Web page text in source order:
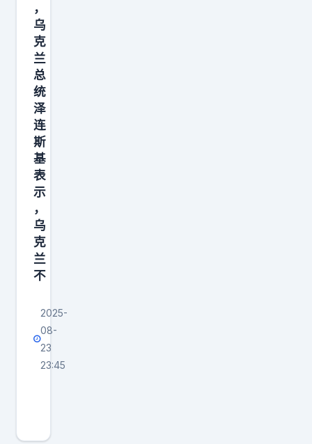
“
惹
”
事
情
！
，
乌
克
兰
总
统
泽
连
斯
基
表
示
，
乌
克
兰
不
2025-
08-
23
23:45